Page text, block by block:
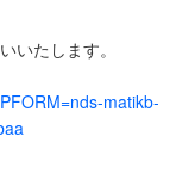
いたします。
matikb-